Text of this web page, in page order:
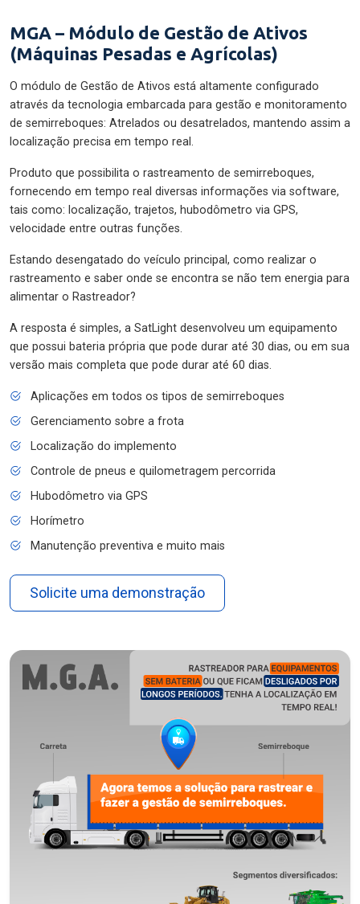
MGA – Módulo de Gestão de Ativos
(Máquinas Pesadas e Agrícolas)
O módulo de Gestão de Ativos está altamente configurado
através da tecnologia embarcada para gestão e monitoramento
de semirreboques: Atrelados ou desatrelados, mantendo assim a
localização precisa em tempo real.
Produto que possibilita o rastreamento de semirreboques,
fornecendo em tempo real diversas informações via software,
tais como: localização, trajetos, hubodômetro via GPS,
velocidade entre outras funções.
Estando desengatado do veículo principal, como realizar o
rastreamento e saber onde se encontra se não tem energia para
alimentar o Rastreador?
A resposta é simples, a SatLight desenvolveu um equipamento
que possui bateria própria que pode durar até 30 dias, ou em sua
versão mais completa que pode durar até 60 dias.
Aplicações em todos os tipos de semirreboques
Gerenciamento sobre a frota
Localização do implemento
Controle de pneus e quilometragem percorrida
Hubodômetro via GPS
Horímetro
Manutenção preventiva e muito mais
Solicite uma demonstração